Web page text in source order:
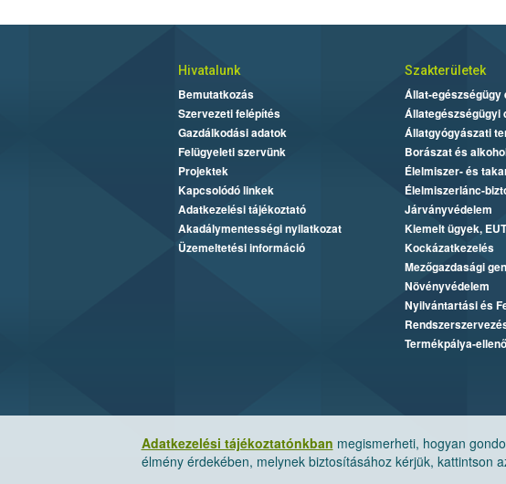
Adatkezelési tájékoztatónkban megismerheti, hogyan
élmény érdekében, melynek biztosításához kérjük, kattintson
Hivatalunk
Bemutatkozás
Szervezeti felépítés
Gazdálkodási adatok
Felügyeleti szervünk
Projektek
Kapcsolódó linkek
Adatkezelési tájékoztató
Akadálymentességi nyilatkozat
Üzemeltetési információ
Szakterületek
Állat-egészségügy
Állategészségügyi
Állatgyógyászati
Borászat és
Élelmiszer- és
Élelmiszerlánc-
Járványvédelem
Kiemelt ügyek,
Kockázatkezelés
Mezőgazdasági
Növényvédelem
Nyilvántartási és
Termékpálya-